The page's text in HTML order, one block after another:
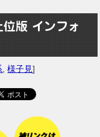
版 インフォ
,様子見]